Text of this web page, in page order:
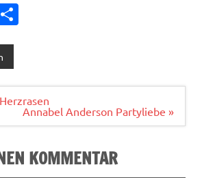
n
Annabel Anderson Partyliebe »
KOMMENTAR